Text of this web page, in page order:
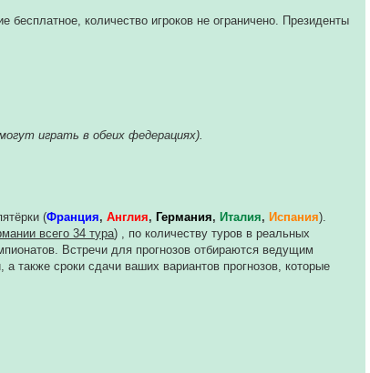
бесплатное, количество игроков не ограничено. Президенты
играть в обеих федерациях).
(Франция,Англия, Германия, Италия, Испания).
всего 34 тура) , по количеству туров в реальных
Встречи для прогнозов отбираются ведущим
также сроки сдачи ваших вариантов прогнозов, которые